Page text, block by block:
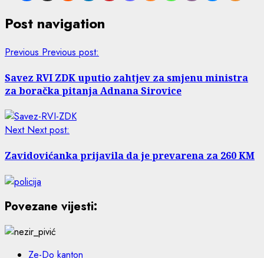
Post navigation
Previous Previous post:
Savez RVI ZDK uputio zahtjev za smjenu ministra
za boračka pitanja Adnana Sirovice
Next Next post:
Zavidovićanka prijavila da je prevarena za 260 KM
Povezane vijesti:
Ze-Do kanton